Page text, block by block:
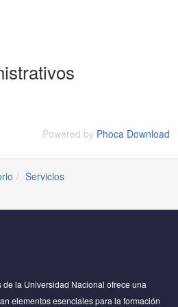
Powered by Phoca Download
Servicios
la Universidad Nacional ofrece una
elementos esenciales para la formación